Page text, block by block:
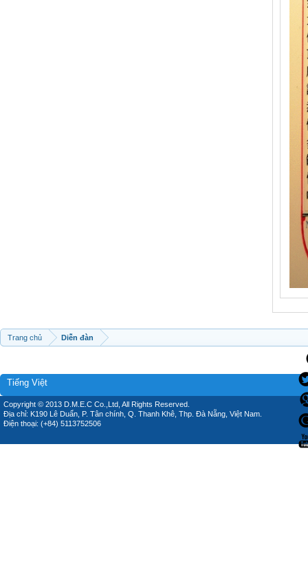
Trang chủ Diễn đàn
Tiếng Việt
Copyright © 2013 D.M.E.C Co.,Ltd, All Rights Reserved.
Địa chỉ: K190 Lê Duẩn, P. Tân chính, Q. Thanh Khê, Thp. Đà Nẵng, Việt Nam.
Điện thoại: (+84) 5113752506